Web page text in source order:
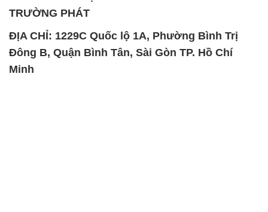
TRƯỜNG PHÁT
ĐỊA CHỈ: 1229C Quốc lộ 1A, Phường Bình Trị
Đông B, Quận Bình Tân, Sài Gòn TP. Hồ Chí
Minh